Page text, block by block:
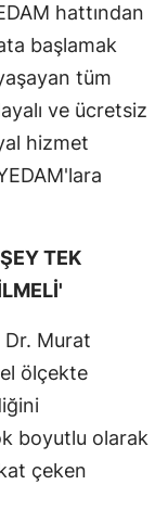
hattından
başlamak
tüm
ve ücretsiz
hizmet
TEK
Dr. Murat
ölçekte
boyutlu olarak
çeken